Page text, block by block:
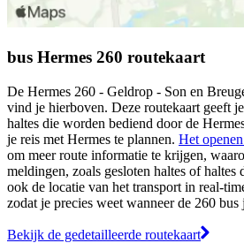
bus Hermes 260 routekaart
De Hermes 260 - Geldrop - Son en
vind je hierboven. Deze routekaart geeft
haltes die worden bediend door de
je reis met Hermes te plannen. Het
om meer route informatie te krijgen,
meldingen, zoals gesloten haltes of haltes
ook de locatie van het transport in real-
zodat je precies weet wanneer de 260 bus
Bekijk de gedetailleerde routekaart